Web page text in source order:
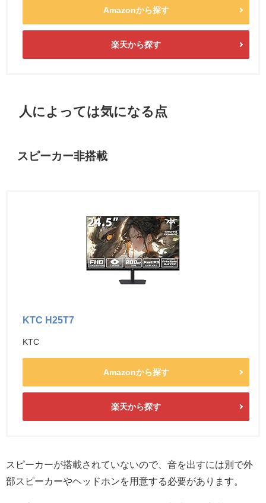
Amazonから探す
楽天から探す
人によっては気になる点
スピーカー非搭載
KTC H25T7
KTC
Amazonから探す
楽天から探す
スピーカーが搭載されていないので、音を出すには別で外
部スピーカーやヘッドホンを用意する必要があります。